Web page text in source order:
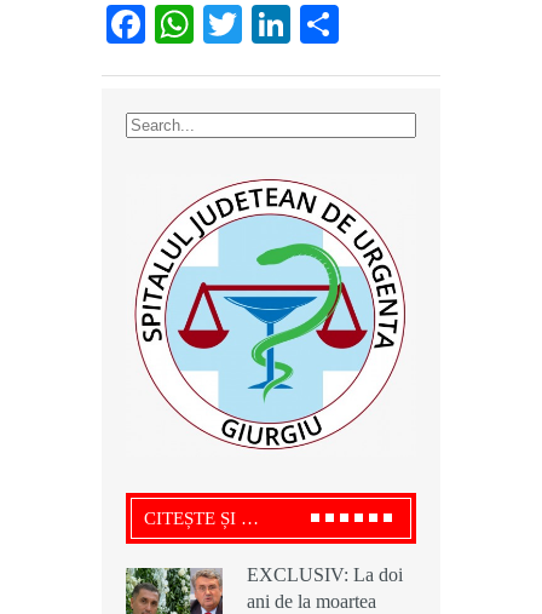
Facebook
WhatsApp
TwitterLinkedIn
CITEȘTE ȘI …
EXCLUSIV: La doi
ani de la moartea
EXCLUSIV: La doi
ani de la moartea
EXCLUSIV: La doi
ani de la moartea